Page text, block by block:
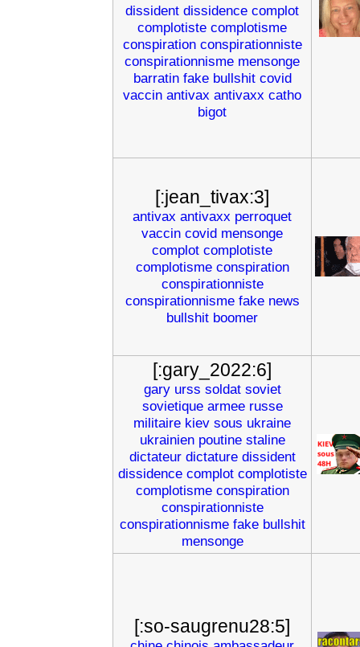
dissident dissidence complot
complotiste complotisme
conspiration conspirationniste
conspirationnisme mensonge
barratin fake bullshit covid
vaccin antivax antivaxx catho
bigot
[:jean_tivax:3]
antivax antivaxx perroquet
vaccin covid mensonge
complot complotiste
complotisme conspiration
conspirationniste
conspirationnisme fake news
bullshit boomer
[:gary_2022:6]
gary urss soldat soviet
sovietique armee russe
militaire kiev sous ukraine
ukrainien poutine staline
dictateur dictature dissident
dissidence complot complotiste
complotisme conspiration
conspirationniste
conspirationnisme fake bullshit
mensonge
[:so-saugrenu28:5]